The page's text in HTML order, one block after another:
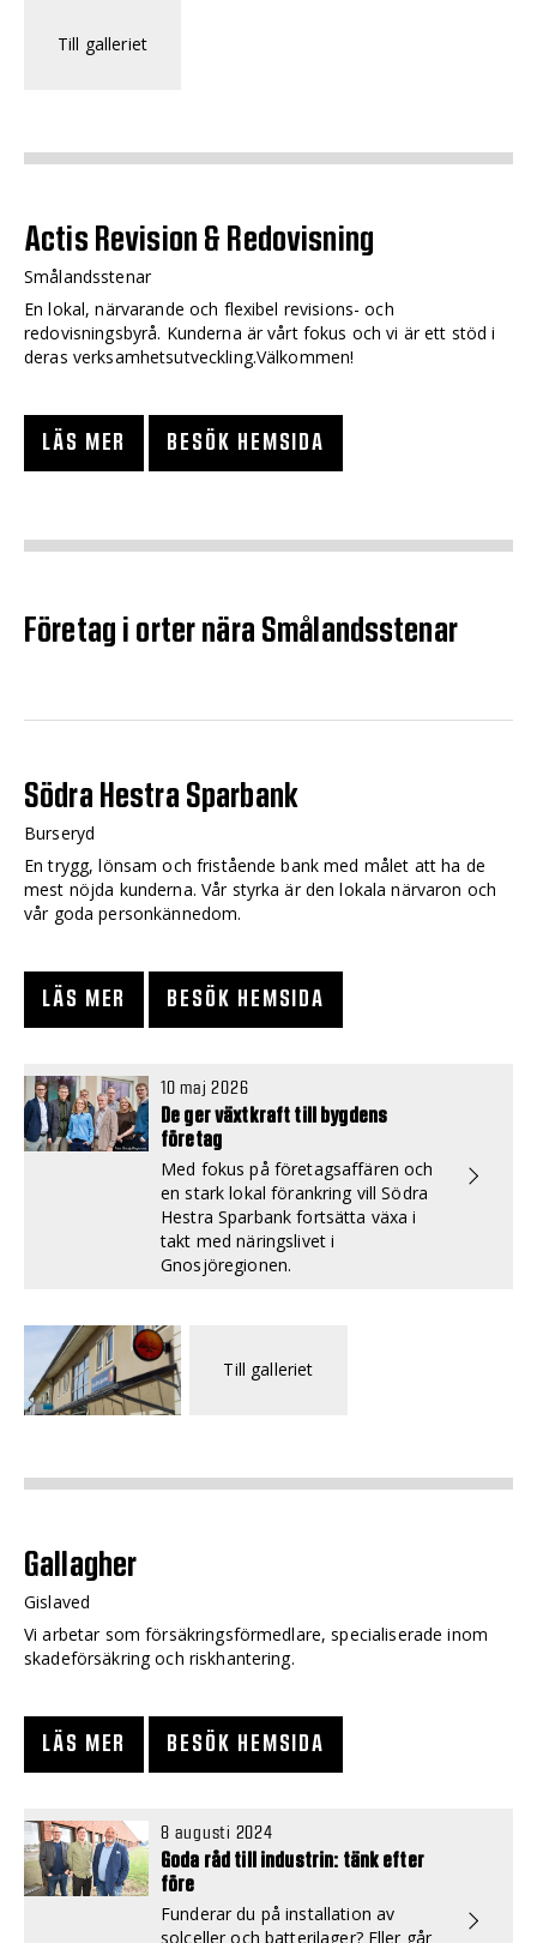
Till galleriet
Actis Revision & Redovisning
Smålandsstenar
En lokal, närvarande och flexibel revisions- och
redovisningsbyrå. Kunderna är vårt fokus och vi är ett stöd i
deras verksamhetsutveckling.Välkommen!
LÄS MER BESÖK HEMSIDA
Företag i orter nära Smålandsstenar
Södra Hestra Sparbank
Burseryd
En trygg, lönsam och fristående bank med målet att ha de
mest nöjda kunderna. Vår styrka är den lokala närvaron och
vår goda personkännedom.
LÄS MER BESÖK HEMSIDA
10 maj 2026
De ger växtkraft till bygdens
företag
Med fokus på företagsaffären och
en stark lokal förankring vill Södra
Hestra Sparbank fortsätta växa i
takt med näringslivet i
Gnosjöregionen.
Till galleriet
Gallagher
Gislaved
Vi arbetar som försäkringsförmedlare, specialiserade inom
skadeförsäkring och riskhantering.
LÄS MER BESÖK HEMSIDA
8 augusti 2024
Goda råd till industrin: tänk efter
före
Funderar du på installation av
solceller och batterilager? Eller går